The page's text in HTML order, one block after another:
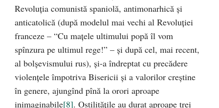
Revoluţia comunistă spaniolă, antimonarhică şi
anticatolică (după modelul mai vechi al Revoluţiei
franceze – “Cu maţele ultimului popă îl vom
spînzura pe ultimul rege!” – şi după cel, mai recent,
al bolşevismului rus), şi-a îndreptat cu precădere
violenţele împotriva Bisericii şi a valorilor creştine
în genere, ajungînd pînă la orori aproape
inimaginabile[8]. Ostilităţile au durat aproape trei